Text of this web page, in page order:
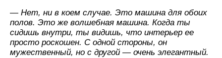
— Нет, ни в коем случае. Это машина для обоих
полов. Это же волшебная машина. Когда ты
сидишь внутри, ты видишь, что интерьер ее
просто роскошен. С одной стороны, он
мужественный, но с другой — очень элегантный.